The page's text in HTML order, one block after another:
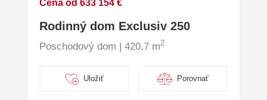
Cena od 633 154 €
Rodinný dom Exclusiv 250
Poschodový dom | 420.7 m2
Uložiť Porovnať